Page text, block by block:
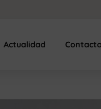
Actualidad Contacto